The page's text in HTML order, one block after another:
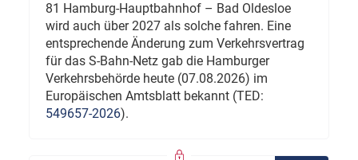
81 Hamburg-Hauptbahnhof – Bad Oldesloe
wird auch über 2027 als solche fahren. Eine
entsprechende Änderung zum Verkehrsvertrag
für das S-Bahn-Netz gab die Hamburger
Verkehrsbehörde heute (07.08.2026) im
Europäischen Amtsblatt bekannt (TED:
549657-2026).